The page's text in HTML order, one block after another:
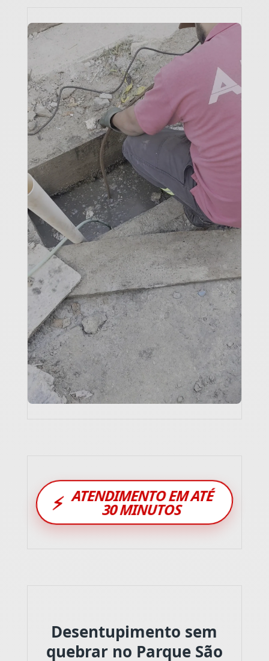
⚡ ATENDIMENTO EM ATÉ
30 MINUTOS
Desentupimento sem
quebrar no Parque São